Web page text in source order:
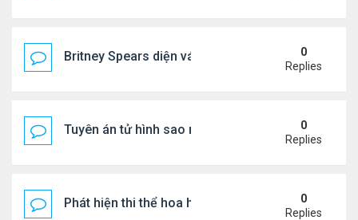
Britney Spears diện váy xuyên thấu ra phố
0
Replies
Tuyên án tử hình sao nữ nổi tiếng
0
Replies
Phát hiện thi thể hoa hậu trong túi xách giữa rừng
0
Replies